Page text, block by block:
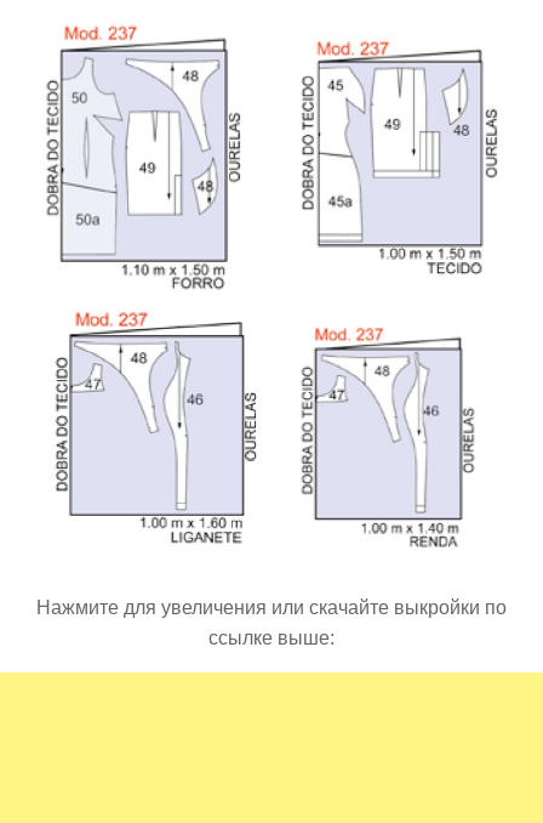
Нажмите для увеличения или скачайте выкройки по
ссылке выше: